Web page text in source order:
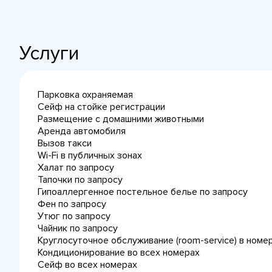
Услуги
Парковка охраняемая
Сейф на стойке регистрации
Размещение с домашними животными
Аренда автомобиля
Вызов такси
Wi-Fi в публичных зонах
Халат по запросу
Тапочки по запросу
Гипоаллергенное постельное белье по запросу
Фен по запросу
Утюг по запросу
Чайник по запросу
Круглосуточное обслуживание (room-service) в
Кондиционирование во всех номерах
Сейф во всех номерах